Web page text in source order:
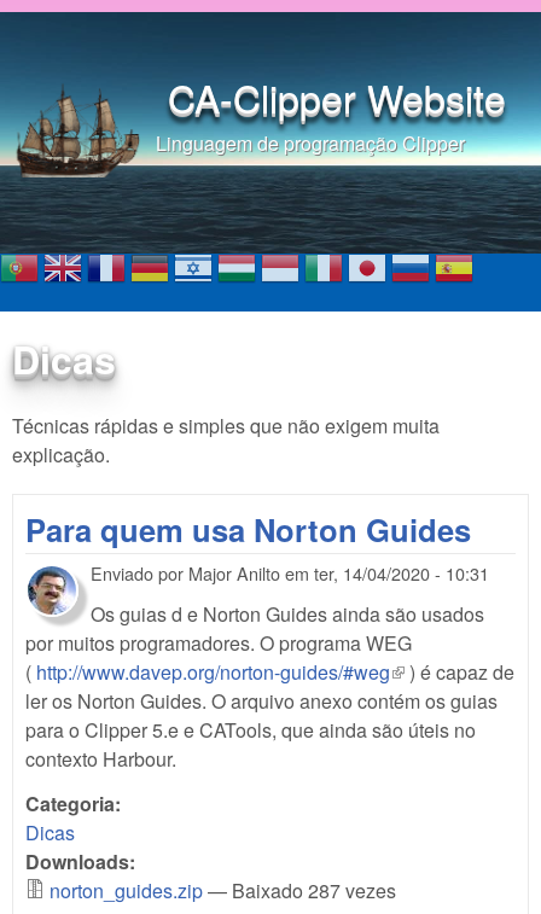
Pular para o conteúdo
CA-Clipper Website
Linguagem de programação Clipper
Dicas
Técnicas rápidas e simples que não exigem muita
explicação.
Para quem usa Norton Guides
Enviado por Major Aniltoem ter, 14/04/2020 - 10:31
Os guias d e Norton Guides ainda são usados
por muitos programadores. O programa WEG
( http://www.davep.org/norton-guides/#weg(link is external)
) é capaz de
ler os Norton Guides. O arquivo anexo contém os guias
para o Clipper 5.e e CATools, que ainda são úteis no
contexto Harbour.
Categoria:
Dicas
Downloads:
norton_guides.zip— Baixado 287 vezes